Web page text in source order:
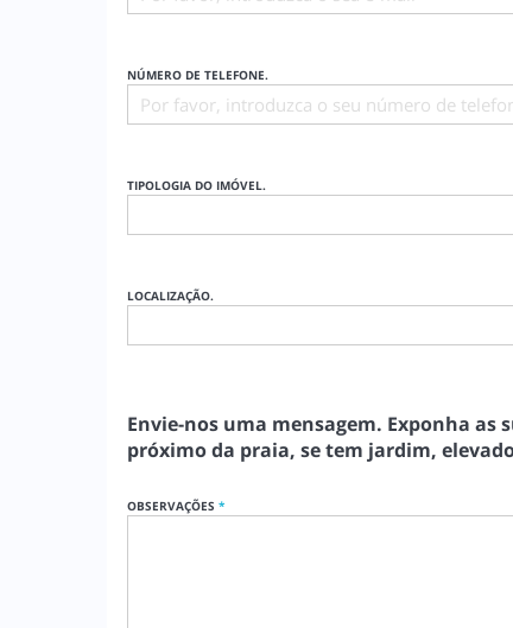
NÚMERO DE TELEFONE.
TIPOLOGIA DO IMÓVEL.
LOCALIZAÇÃO.
Envie-nos uma mensagem. Exponha as
próximo da praia, se tem jardim,
OBSERVAÇÕES *